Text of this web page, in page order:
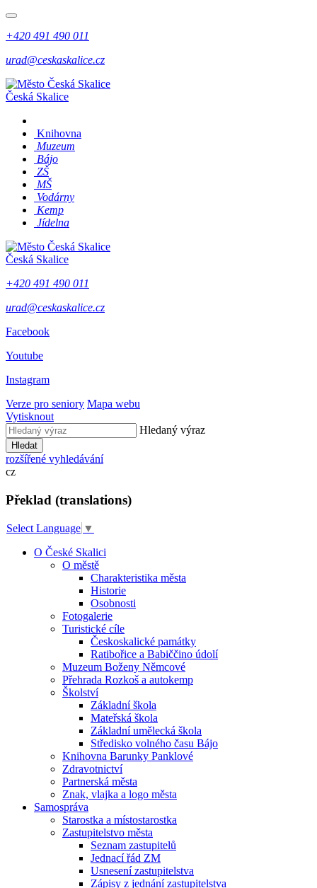
+420 491 490 011
urad@ceskaskalice.cz
Česká Skalice
Knihovna
Muzeum
Bájo
ZŠ
MŠ
Vodárny
Kemp
Jídelna
Česká Skalice
+420 491 490 011
urad@ceskaskalice.cz
Facebook
Youtube
Instagram
Verze pro seniory Mapa webu
Vytisknout
Hledaný výraz
Hledat
rozšířené vyhledávání
cz
Překlad (translations)
Select Language ▼
O České Skalici
O městě
Charakteristika města
Historie
Osobnosti
Fotogalerie
Turistické cíle
Českoskalické památky
Ratibořice a Babiččino údolí
Muzeum Boženy Němcové
Přehrada Rozkoš a autokemp
Školství
Základní škola
Mateřská škola
Základní umělecká škola
Středisko volného času Bájo
Knihovna Barunky Panklové
Zdravotnictví
Partnerská města
Znak, vlajka a logo města
Samospráva
Starostka a místostarostka
Zastupitelstvo města
Seznam zastupitelů
Jednací řád ZM
Usnesení zastupitelstva
Zápisy z jednání zastupitelstva